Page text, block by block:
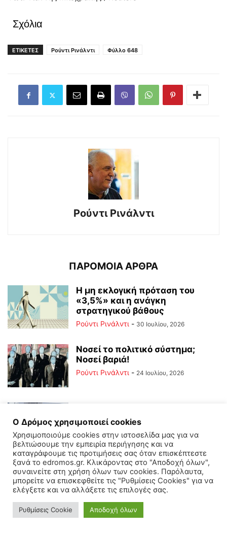
Σχόλια
ΕΤΙΚΕΤΕΣ Ρούντι Ρινάλντι Φύλλο 648
Ρούντι Ρινάλντι
ΠΑΡΟΜΟΙΑ ΑΡΘΡΑ
Η μη εκλογική πρόταση του
«3,5%» και η ανάγκη
στρατηγικού βάθους
Ρούντι Ρινάλντι - 30 Ιουλίου, 2026
Νοσεί το πολιτικό σύστημα;
Νοσεί βαριά!
Ρούντι Ρινάλντι - 24 Ιουλίου, 2026
μπροστά στα μάτια μας (και
ορισμένοι...
δρόμος - 15 Ιουλίου, 2026
Το πολιτικό σύστημα και οι
επικείμενες εκλογές
Ρούντι Ρινάλντι - 28 Ιουνίου, 2026
Ο Δρόμος χρησιμοποιεί cookies
Χρησιμοποιούμε cookies στην ιστοσελίδα μας για να
βελτιώσουμε την εμπειρία περιήγησης και να
καταγράφουμε τις προτιμήσεις σας όταν επισκέπτεστε
ξανά το edromos.gr. Κλικάροντας στο "Αποδοχή όλων",
συναινείτε στη χρήση όλων των cookies. Παρόλαυτα,
μπορείτε να επισκεφθείτε τις "Ρυθμίσεις Cookies" για να
ελέγξετε και να αλλάξετε τις επιλογές σας.
Ρυθμίσεις Cookie Αποδοχή όλων